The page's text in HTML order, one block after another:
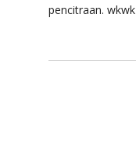
pencitraan. wkwk